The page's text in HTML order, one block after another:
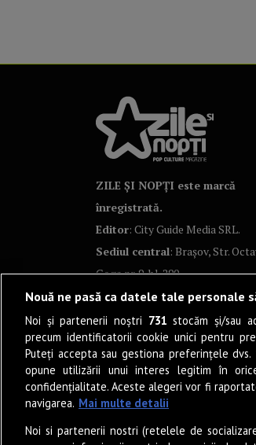
ZILE ȘI NOPȚI este marcă
înregistrată.
Editor: City Guide Media SRL.
Sediul central: Brașov, Str.
Goga nr. 9, bl. 290
Nouă ne pasă ca datele tale personale
Noi și partenerii noștri 731 stocăm și/sau
precum identificatorii cookie unici pentru
Puteți accepta sau gestiona preferințele
opune utilizării unui interes legitim în
confidențialitate. Aceste alegeri vor fi
navigarea. Mai multe detalii
Noi si partenerii nostri (retelele de